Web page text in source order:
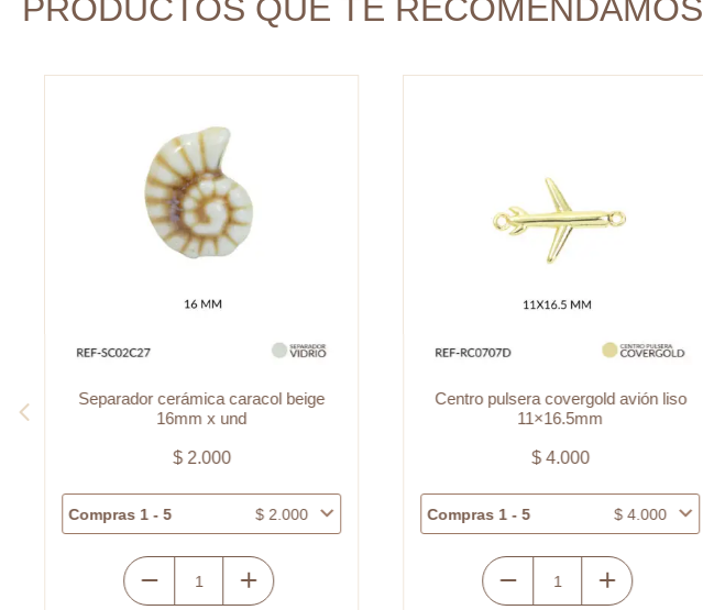
cantidad
PRODUCTOS QUE TE RECOMENDAMOS
Separador cerámica caracol beige
16mm x und
$2.000
Compras 1 - 5 $ 2.000
Separador
Centro pulsera covergold avión liso
11×16.5mm
$4.000
Compras 1 - 5 $ 4.000
Centro